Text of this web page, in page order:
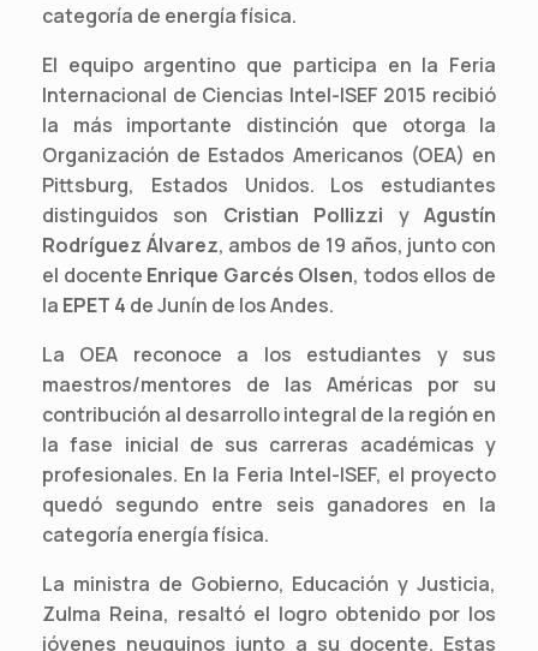
categoría de energía física.
El equipo argentino que participa en la Feria
Internacional de Ciencias Intel-ISEF 2015 recibió
la más importante distinción que otorga la
Organización de Estados Americanos (OEA) en
Pittsburg, Estados Unidos. Los estudiantes
distinguidos son Cristian Pollizzi yAgustín
Rodríguez Álvarez, ambos de 19 años, junto con
el docente Enrique Garcés Olsen, todos ellos de
la EPET 4 de Junín de los Andes.
La OEA reconoce a los estudiantes y sus
maestros/mentores de las Américas por su
contribución al desarrollo integral de la región en
la fase inicial de sus carreras académicas y
profesionales. En la Feria Intel-ISEF, el proyecto
quedó segundo entre seis ganadores en la
categoría energía física.
La ministra de Gobierno, Educación y Justicia,
Zulma Reina, resaltó el logro obtenido por los
jóvenes neuquinos junto a su docente. Estas